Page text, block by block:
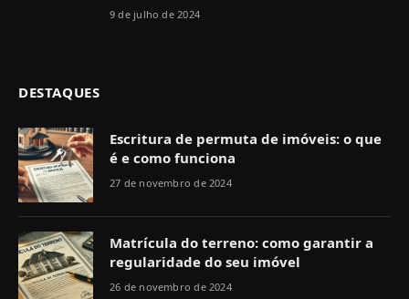
9 de julho de 2024
DESTAQUES
Escritura de permuta de imóveis: o que
é e como funciona
27 de novembro de 2024
Matrícula do terreno: como garantir a
regularidade do seu imóvel
26 de novembro de 2024